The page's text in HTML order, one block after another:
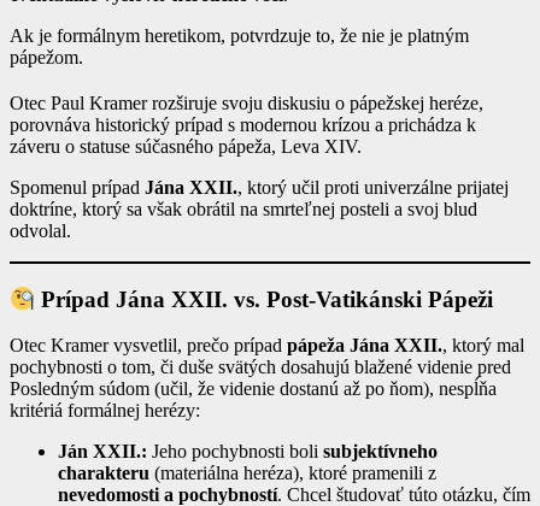
Ak je formálnym heretikom, potvrdzuje to, že nie je platným
pápežom.
Otec Paul Kramer rozširuje svoju diskusiu o pápežskej heréze,
porovnáva historický prípad s modernou krízou a prichádza k
záveru o statuse súčasného pápeža, Leva XIV.
Spomenul prípad Jána XXII., ktorý učil proti univerzálne prijatej
doktríne, ktorý sa však obrátil na smrteľnej posteli a svoj blud
odvolal.
Prípad Jána XXII. vs. Post-Vatikánski Pápeži
Otec Kramer vysvetlil, prečo prípad pápeža Jána XXII., ktorý mal
pochybnosti o tom, či duše svätých dosahujú blažené videnie pred
Posledným súdom (učil, že videnie dostanú až po ňom), nespĺňa
kritériá formálnej herézy:
Ján XXII.: Jeho pochybnosti boli subjektívneho
charakteru (materiálna heréza), ktoré pramenili z
nevedomosti a pochybností. Chcel študovať túto otázku, čím